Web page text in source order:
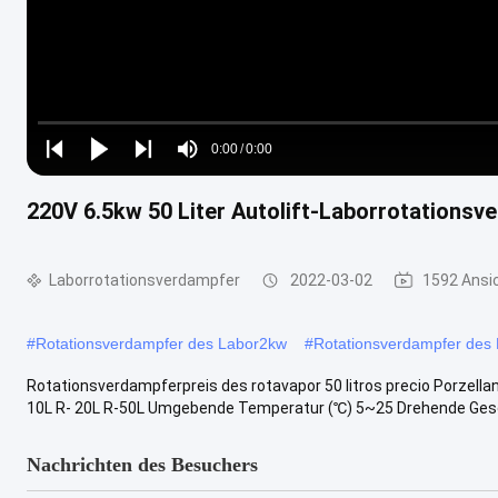
Play
Play
Play
Mute
Time
0:00/0:00
Loaded:
0%
220V 6.5kw 50 Liter Autolift-
Laborrotationsverdampfer 2022-03-02 1592
#Rotationsverdampfer des Labor2kw #Rotationsverdampfer des
Rotationsverdampferpreis des rotavapor 50 litros precio
10L R- 20L R-50L Umgebende Temperatur (℃) 5~25 Drehende
Nachrichten des Besuchers